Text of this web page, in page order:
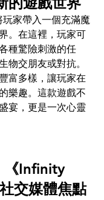
玩家帶入一個充滿魔
。在這裡，玩家可
種驚險刺激的任
物交朋友或對抗。
富多樣，讓玩家在
樂趣。這款遊戲不
宴，更是一次心靈
《Infinity
交媒體焦點